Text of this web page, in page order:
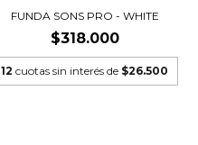
FUNDA SONS PRO - WHITE
$318.000
12 cuotas sin interés de $26.500